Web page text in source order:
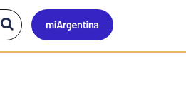
Mi
Buscar
en
el